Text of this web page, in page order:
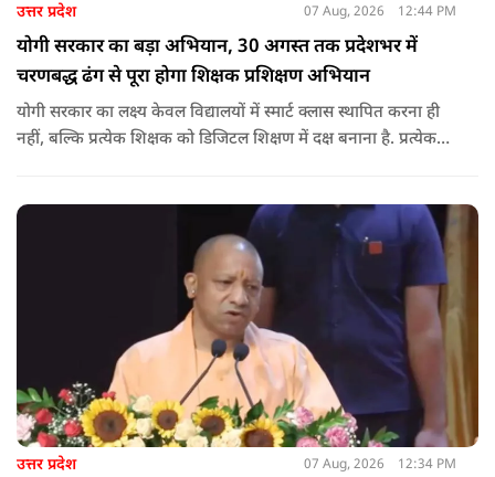
उत्तर प्रदेश 07 Aug, 2026 12:44 PM
योगी सरकार का बड़ा अभियान, 30 अगस्त तक प्रदेशभर में
चरणबद्ध ढंग से पूरा होगा शिक्षक प्रशिक्षण अभियान
योगी सरकार का लक्ष्य केवल विद्यालयों में स्मार्ट क्लास स्थापित करना ही
नहीं, बल्कि प्रत्येक शिक्षक को डिजिटल शिक्षण में दक्ष बनाना है. प्रत्येक
उत्तर प्रदेश 07 Aug, 2026 12:34 PM